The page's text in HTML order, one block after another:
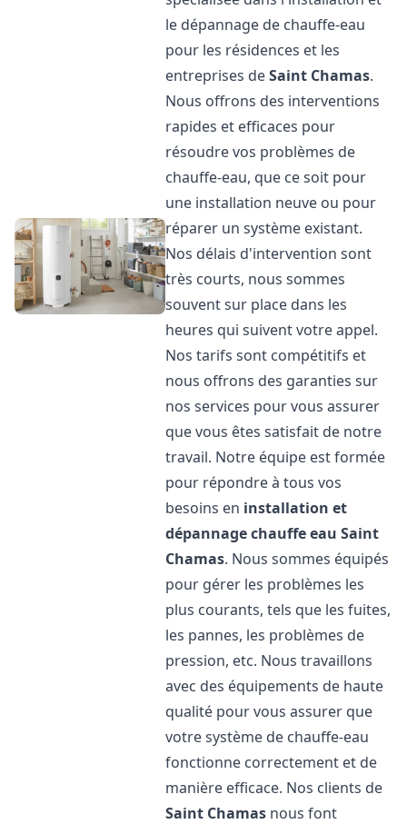
le dépannage de chauffe-eau
pour les résidences et les
entreprises deSaint Chamas.
Nous offrons des interventions
rapides et efficaces pour
résoudre vos problèmes de
chauffe-eau, que ce soit pour
une installation neuve ou pour
réparer un système existant.
Nos délais d'intervention sont
très courts, nous sommes
souvent sur place dans les
heures qui suivent votre appel.
Nos tarifs sont compétitifs et
nous offrons des garanties sur
nos services pour vous assurer
que vous êtes satisfait de notre
travail. Notre équipe est formée
pour répondre à tous vos
besoins en installation et
dépannage chauffe eau Saint
Chamas. Nous sommes équipés
pour gérer les problèmes les
plus courants, tels que les fuites,
les pannes, les problèmes de
pression, etc. Nous travaillons
avec des équipements de haute
qualité pour vous assurer que
votre système de chauffe-eau
fonctionne correctement et de
manière efficace. Nos clients de
Saint Chamas nous font